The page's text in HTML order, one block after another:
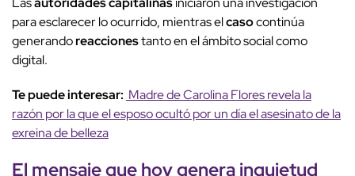
para esclarecer lo ocurrido, mientras elcasocontinúa
generandoreaccionestanto en el ámbito social como
digital.
Te puede interesar: Madre de Carolina Flores revela la
razón por la que el esposo ocultó por un día el asesinato de la
exreina de belleza
El mensaje que hoy genera inquietud